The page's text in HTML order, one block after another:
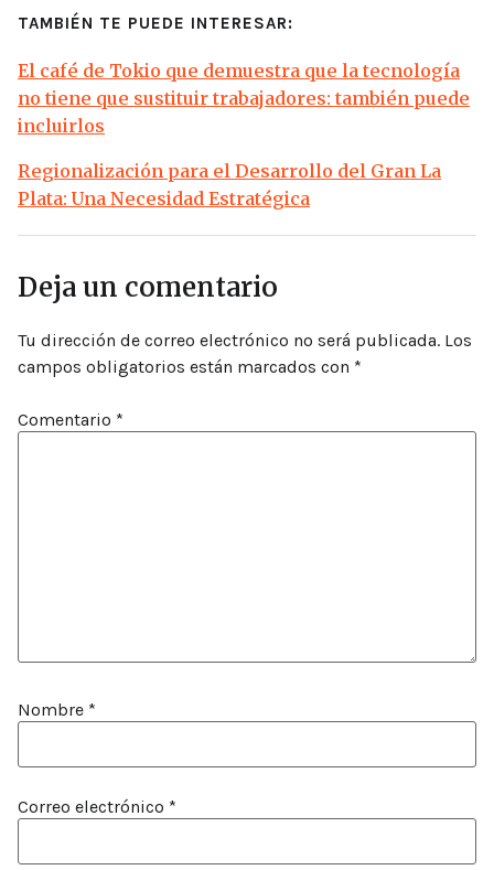
TAMBIÉN TE PUEDE INTERESAR:
El café de Tokio que demuestra que la tecnología
no tiene que sustituir trabajadores: también puede
incluirlos
Regionalización para el Desarrollo del Gran La
Plata: Una Necesidad Estratégica
Deja un comentario
Tu dirección de correo electrónico no será publicada. Los
campos obligatorios están marcados con *
Comentario *
Nombre *
Correo electrónico *